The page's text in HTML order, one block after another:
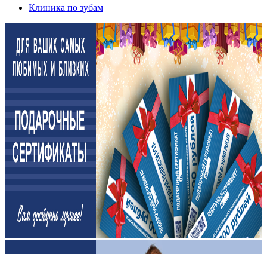
Клиника по зубам